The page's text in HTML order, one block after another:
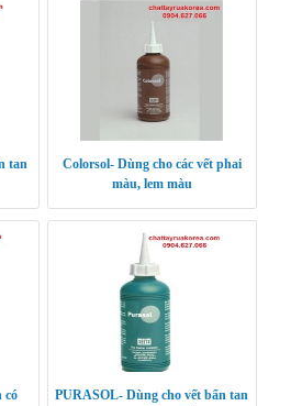
tan
Colorsol- Dùng cho các vết phai
màu, lem màu
có
PURASOL- Dùng cho vết bẩn tan